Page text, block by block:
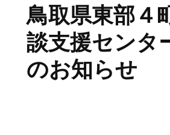
鳥取県東部４
談支援センタ
のお知らせ